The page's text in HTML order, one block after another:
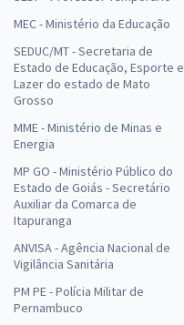
MEC - Ministério da Educação
SEDUC/MT - Secretaria de
Estado de Educação, Esporte e
Lazer do estado de Mato
Grosso
MME - Ministério de Minas e
Energia
MP GO - Ministério Público do
Estado de Goiás - Secretário
Auxiliar da Comarca de
Itapuranga
ANVISA - Agência Nacional de
Vigilância Sanitária
PM PE - Polícia Militar de
Pernambuco